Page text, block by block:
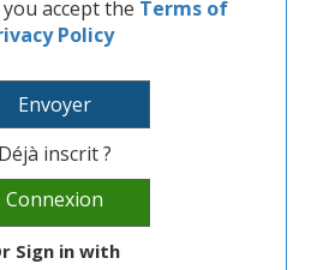
accept the Terms of
Policy
Envoyer
Déjà inscrit ?
Connexion
Sign in with